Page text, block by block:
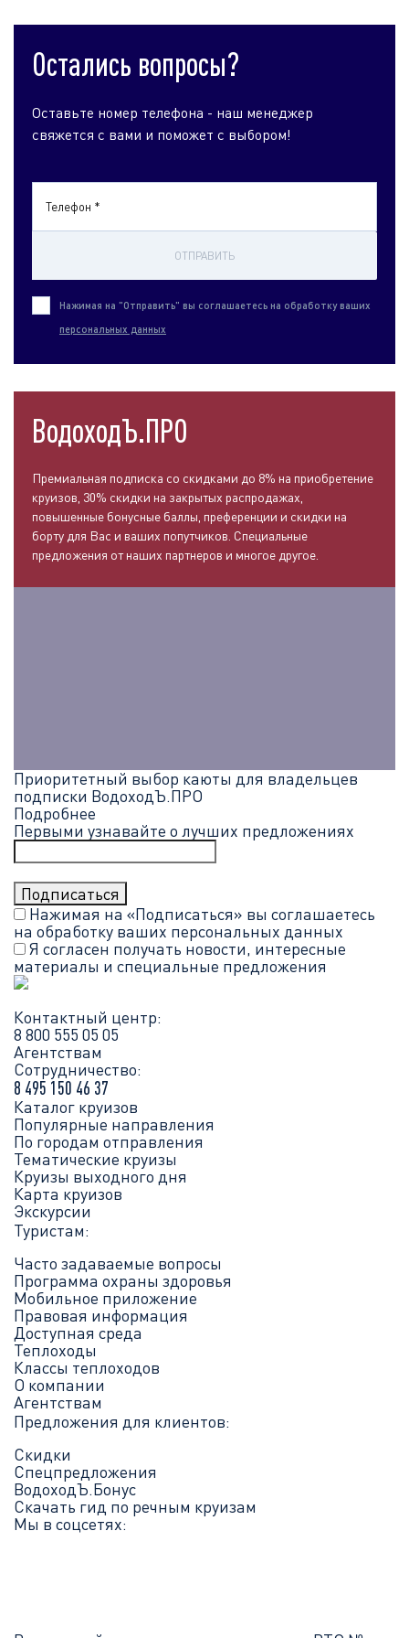
Остались вопросы?
Оставьте номер телефона - наш менеджер
свяжется с вами и поможет с выбором!
Телефон *
ОТПРАВИТЬ
Нажимая на "Отправить" вы соглашаетесь на обработку ваших
персональных данных
ВодоходЪ.ПРО
Премиальная подписка со скидками до 8% на приобретение
круизов, 30% скидки на закрытых распродажах,
повышенные бонусные баллы, преференции и скидки на
борту для Вас и ваших попутчиков. Специальные
предложения от наших партнеров и многое другое.
Приоритетный выбор каюты для владельцев
подписки ВодоходЪ.ПРО
Подробнее
Первыми узнавайте о лучших предложениях
Нажимая на «Подписаться» вы соглашаетесь
на обработку ваших персональных данных
Я согласен получать новости, интересные
материалы и специальные предложения
Контактный центр:
8 800 555 05 05
Агентствам
Сотрудничество:
8 495 150 46 37
Каталог круизов
Популярные направления
По городам отправления
Тематические круизы
Круизы выходного дня
Карта круизов
Экскурсии
Туристам:
Часто задаваемые вопросы
Программа охраны здоровья
Мобильное приложение
Правовая информация
Доступная среда
Теплоходы
Классы теплоходов
О компании
Агентствам
Предложения для клиентов:
Скидки
Спецпредложения
ВодоходЪ.Бонус
Скачать гид по речным круизам
Мы в соцсетях: